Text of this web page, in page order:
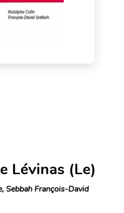
Lévinas (Le)
Sebbah François-David